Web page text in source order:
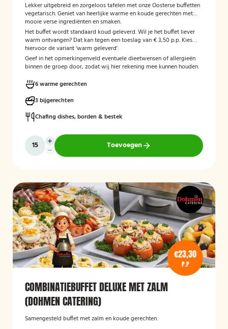
Lekker uitgebreid en zorgeloos tafelen met onze Oosterse buffetten
vegetarisch. Geniet van heerlijke warme en koude gerechten met
mooie verse ingrediënten en smaken.
Het buffet wordt standaard koud geleverd. Wil je het buffet liever
warm ontvangen? Dat kan tegen een toeslag van € 3,50 p.p. Kies
hiervoor de variant 'warm geleverd'.
Geef in het opmerkingenveld eventuele dieetwensen of allergieën
binnen de groep door, zodat wij hier rekening mee kunnen houden.
6 warme gerechten
3 bijgerechten
Chafing dishes, borden & bestek
Toevoegen
€23,30
P.P
COMBINATIEBUFFET DELUXE MET ZALM
(DOHMEN CATERING)
Samengesteld buffet met zalm en koude gerechten.